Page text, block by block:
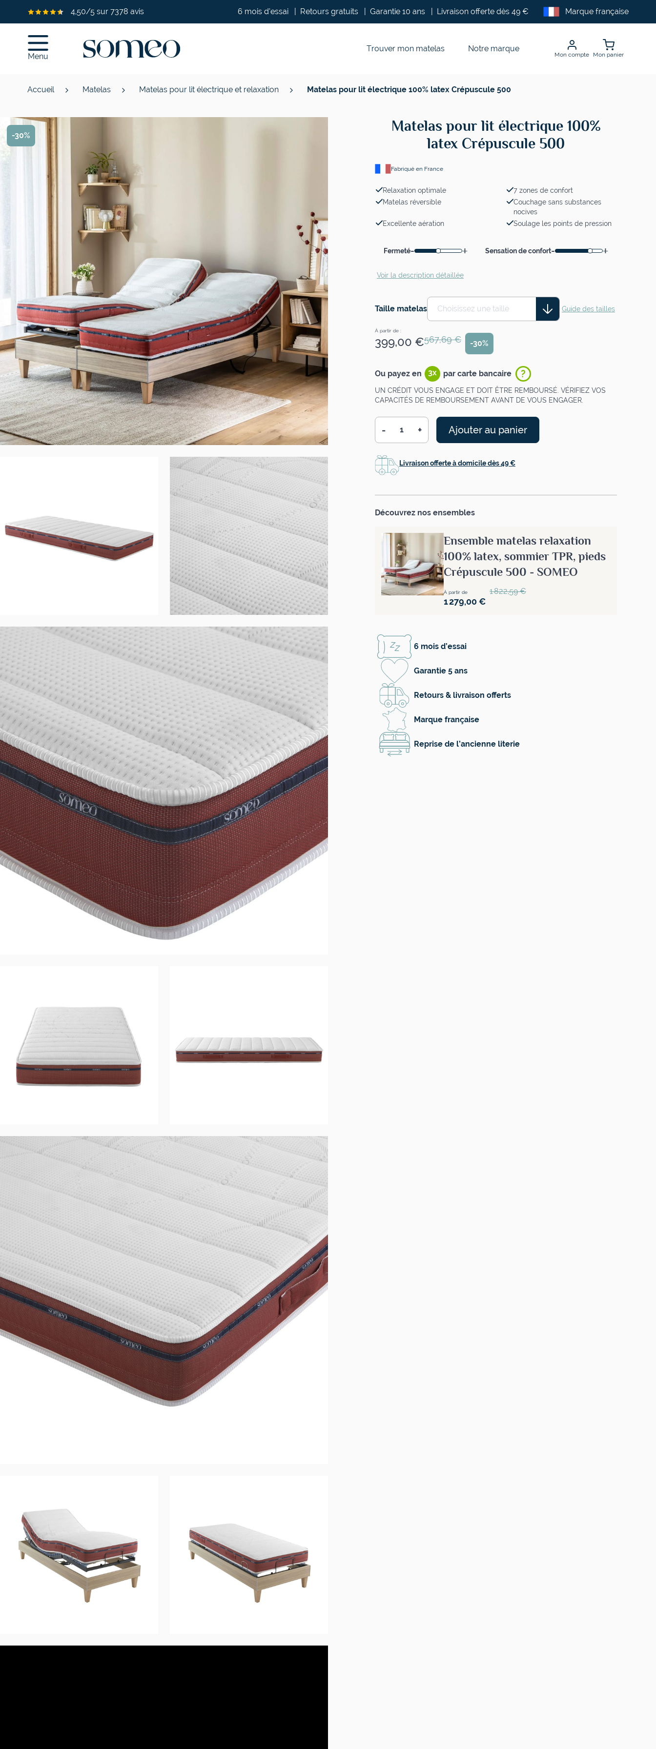
4,50/5 sur 7378 avis 6 mois d’essai Retours gratuits Garantie 10 ans Livraison offerte dès 49 € Marque française
Menu
Trouver mon matelas Notre marque
Mon compte Mon panier
Accueil Matelas Matelas pour lit électrique et relaxation Matelas pour lit électrique 100% latex Crépuscule 500
-30%
Matelas pour lit électrique 100%
latex Crépuscule 500
Fabriqué en France
Relaxation optimale
7 zones de confort
Matelas réversible
Couchage sans substances
nocives
Excellente aération
Soulage les points de pression
Fermeté- + Sensation de confort- +
Voir la description détaillée
Taille matelas Guide des tailles
Choisissez une taille
À partir de :
399,00 €567,69 € -30%
Ou payez en 3x par carte bancaire ?
UN CRÉDIT VOUS ENGAGE ET DOIT ÊTRE REMBOURSÉ. VÉRIFIEZ VOS
CAPACITÉS DE REMBOURSEMENT AVANT DE VOUS ENGAGER.
Quantité
- + Ajouter au panier
Livraison offerte à domicile dès 49 €
Découvrez nos ensembles
Ensemble matelas relaxation
100% latex, sommier TPR, pieds
Crépuscule 500 - SOMEO
À partir de
1 279,00 €
Prix normal
1 822,59 €
6 mois d’essai
Garantie 5 ans
Retours & livraison offerts
Marque française
Reprise de l’ancienne literie